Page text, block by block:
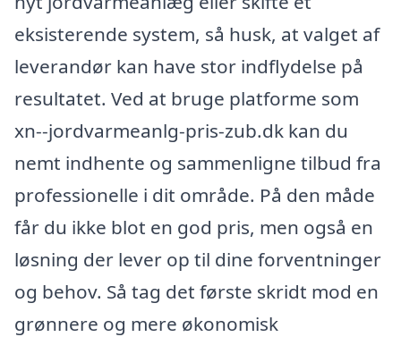
eksisterende system, så husk, at valget af
leverandør kan have stor indflydelse på
resultatet. Ved at bruge platforme som
xn--jordvarmeanlg-pris-zub.dk kan du
nemt indhente og sammenligne tilbud fra
professionelle i dit område. På den måde
får du ikke blot en god pris, men også en
løsning der lever op til dine forventninger
og behov. Så tag det første skridt mod en
grønnere og mere økonomisk